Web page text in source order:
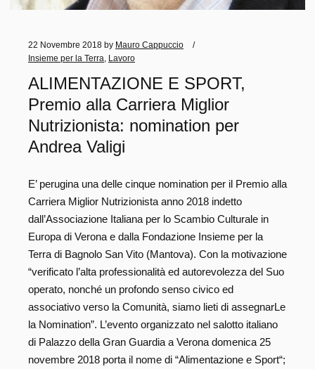
22 Novembre 2018 by Mauro Cappuccio
Insieme per la Terra
Lavoro
ALIMENTAZIONE E SPORT,
Premio alla Carriera Miglior
Nutrizionista: nomination per
Andrea Valigi
E’ perugina una delle cinque nomination per il Premio alla
Carriera Miglior Nutrizionista anno 2018 indetto
dall’Associazione Italiana per lo Scambio Culturale in
Europa di Verona e dalla Fondazione Insieme per la
Terra di Bagnolo San Vito (Mantova). Con la motivazione
“verificato l’alta professionalità ed autorevolezza del Suo
operato, nonché un profondo senso civico ed
associativo verso la Comunità, siamo lieti di assegnarLe
la Nomination”. L’evento organizzato nel salotto italiano
di Palazzo della Gran Guardia a Verona domenica 25
novembre 2018 porta il nome di “Alimentazione e Sport“;